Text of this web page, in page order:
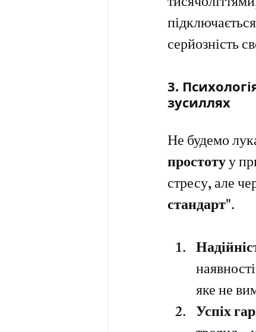
серйозність
3.
зусиллях
Не будемо
простоту у
стресу, але
стандарт".
яке не
Успіх